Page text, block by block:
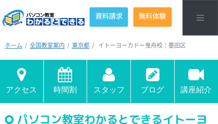
資料請求 無料体験
ホーム 全国教室案内 東京都 イトーヨーカドー曳舟校｜墨田区
アクセス 時間割 スタッフ ブログ 講座紹介
パソコン教室わかるとできるイトーヨ